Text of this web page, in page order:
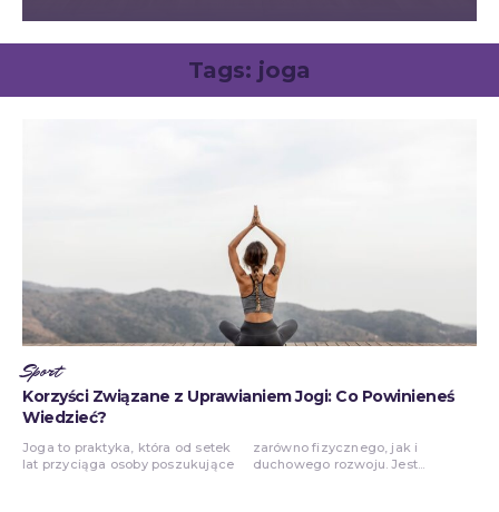
Tags: joga
Sport
Korzyści Związane z Uprawianiem Jogi: Co Powinieneś
Wiedzieć?
Joga to praktyka, która od setek
lat przyciąga osoby poszukujące
zarówno fizycznego, jak i
duchowego rozwoju. Jest...